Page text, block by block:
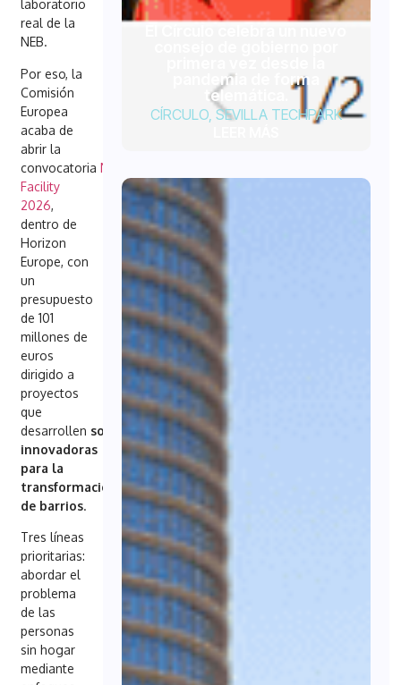
laboratorio
real de la
NEB.
Por eso, la
Comisión
Europea
acaba de
abrir la
convocatoriaNEB
Facility
2026,
dentro de
Horizon
Europe, con
un
presupuesto
de 101
millones de
euros
dirigido a
proyectos
que
desarrollen soluciones
innovadoras
para la
transformación
de barrios.
Tres líneas
prioritarias:
abordar el
problema
de las
personas
sin hogar
mediante
pandemia de forma
telemática.
CÍRCULO, SEVILLA TECHPARK